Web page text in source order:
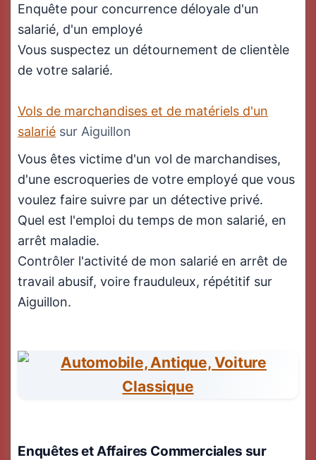
Enquête pour concurrence déloyale d'un
salarié, d'un employé
Vous suspectez un détournement de clientèle
de votre salarié.
Vols de marchandises et de matériels d'un
salarié sur Aiguillon
Vous êtes victime d'un vol de marchandises,
d'une escroqueries de votre employé que vous
voulez faire suivre par un détective privé.
Quel est l'emploi du temps de mon salarié, en
arrêt maladie.
Contrôler l'activité de mon salarié en arrêt de
travail abusif, voire frauduleux, répétitif sur
Aiguillon.
Enquêtes et Affaires Commerciales sur